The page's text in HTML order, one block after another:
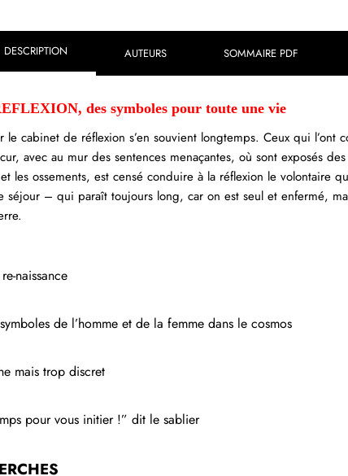
DESCRIPTION AUTEURS SOMMAIRE PDF
des symboles pour toute une vie
cabinet de réflexion s’en souvient longtemps. Ceux qui l’ont
avec au mur des sentences menaçantes, où sont exposés
les ossements, est censé conduire à la réflexion le volontaire
séjour – qui paraît toujours long, car on est seul et enfermé,
naissance
de l’homme et de la femme dans le cosmos
mais trop discret
pour vous initier !” dit le sablier